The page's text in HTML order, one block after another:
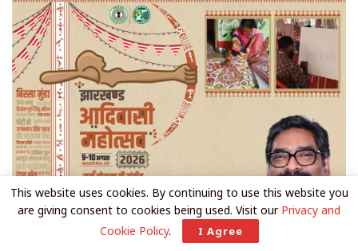
This website uses cookies. By continuing to use this website you
are giving consent to cookies being used. Visit our Privacy and
Cookie Policy. I Agree